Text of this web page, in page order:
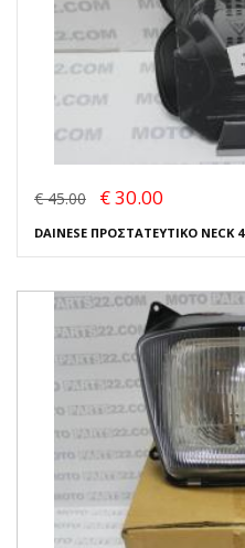
€ 45.00 € 30.00
DAINESE ΠΡΟΣΤΑΤΕΥΤΙΚΟ NECK 4